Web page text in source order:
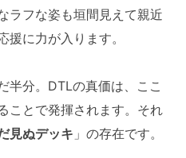
ラフな姿も垣間見えて親近
援に力が入ります。
半分。DTLの真価は、ここ
ことで発揮されます。それ
見ぬデッキ 」の存在です。